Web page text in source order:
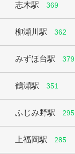
志木駅 369
柳瀬川駅 362
みずほ台駅 379
鶴瀬駅 351
ふじみ野駅 295
上福岡駅 285